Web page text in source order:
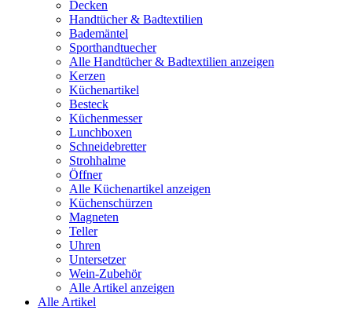
Decken
Handtücher & Badtextilien
Bademäntel
Sporthandtuecher
Alle Handtücher & Badtextilien anzeigen
Kerzen
Küchenartikel
Besteck
Küchenmesser
Lunchboxen
Schneidebretter
Strohhalme
Öffner
Alle Küchenartikel anzeigen
Küchenschürzen
Magneten
Teller
Uhren
Untersetzer
Wein-Zubehör
Alle Artikel anzeigen
Alle Artikel